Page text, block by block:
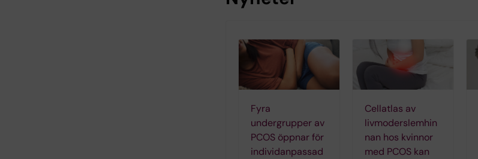
Fyra
undergrupper av
PCOS öppnar för
individanpassad
Cellatlas av
livmoderslemhin
nan hos kvinnor
med PCOS kan